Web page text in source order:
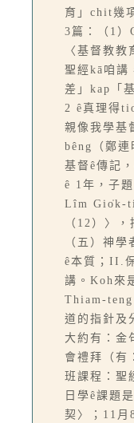
育」chit幾
3篇：（1）
〈基督教
聖經kā咱講
差」kap「
2 ê真理得
親像我學基
bêng（鄭連
基督ê傳記
ê 1年，子
Lîm Gio̍k-
（12）〉
（五）神
ê本質；II.
講。Koh來
Thiam-teng
道的指針及
大約有：金
會禮拜（有
班課程：聖
日學ê課題
契〉；11月